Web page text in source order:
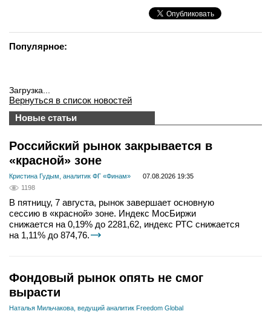
Популярное:
Загрузка...
Вернуться в список новостей
Новые статьи
Российский рынок закрывается в
«красной» зоне
Кристина Гудым, аналитик ФГ «Финам»
07.08.2026 19:35
1198
В пятницу, 7 августа, рынок завершает основную
сессию в «красной» зоне. Индекс МосБиржи
снижается на 0,19% до 2281,62, индекс РТС снижается
на 1,11% до 874,76.
Фондовый рынок опять не смог
вырасти
Наталья Мильчакова, ведущий аналитик Freedom Global